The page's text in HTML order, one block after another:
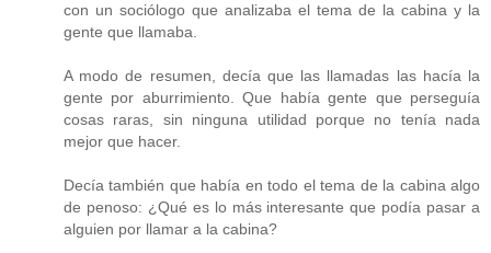
con un sociólogo que analizaba el tema de la cabina y la
gente que llamaba.
A modo de resumen, decía que las llamadas las hacía la
gente por aburrimiento. Que había gente que perseguía
cosas raras, sin ninguna utilidad porque no tenía nada
mejor que hacer.
Decía también que había en todo el tema de la cabina algo
de penoso: ¿Qué es lo más interesante que podía pasar a
alguien por llamar a la cabina?